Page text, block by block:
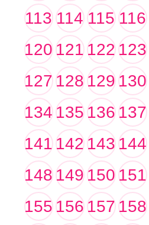
113 114 115 116
120121122123
127128129130
134135136137
141142143144
148149150151
155156157158